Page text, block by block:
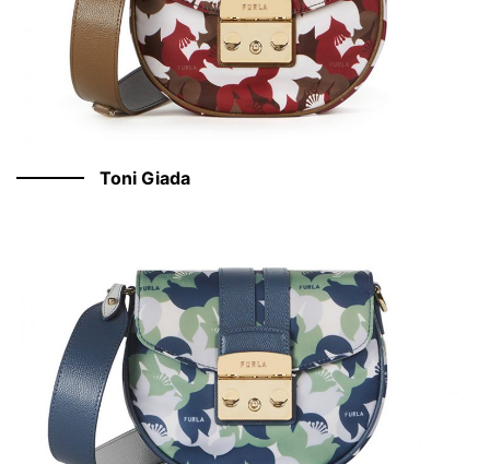
Toni Giada